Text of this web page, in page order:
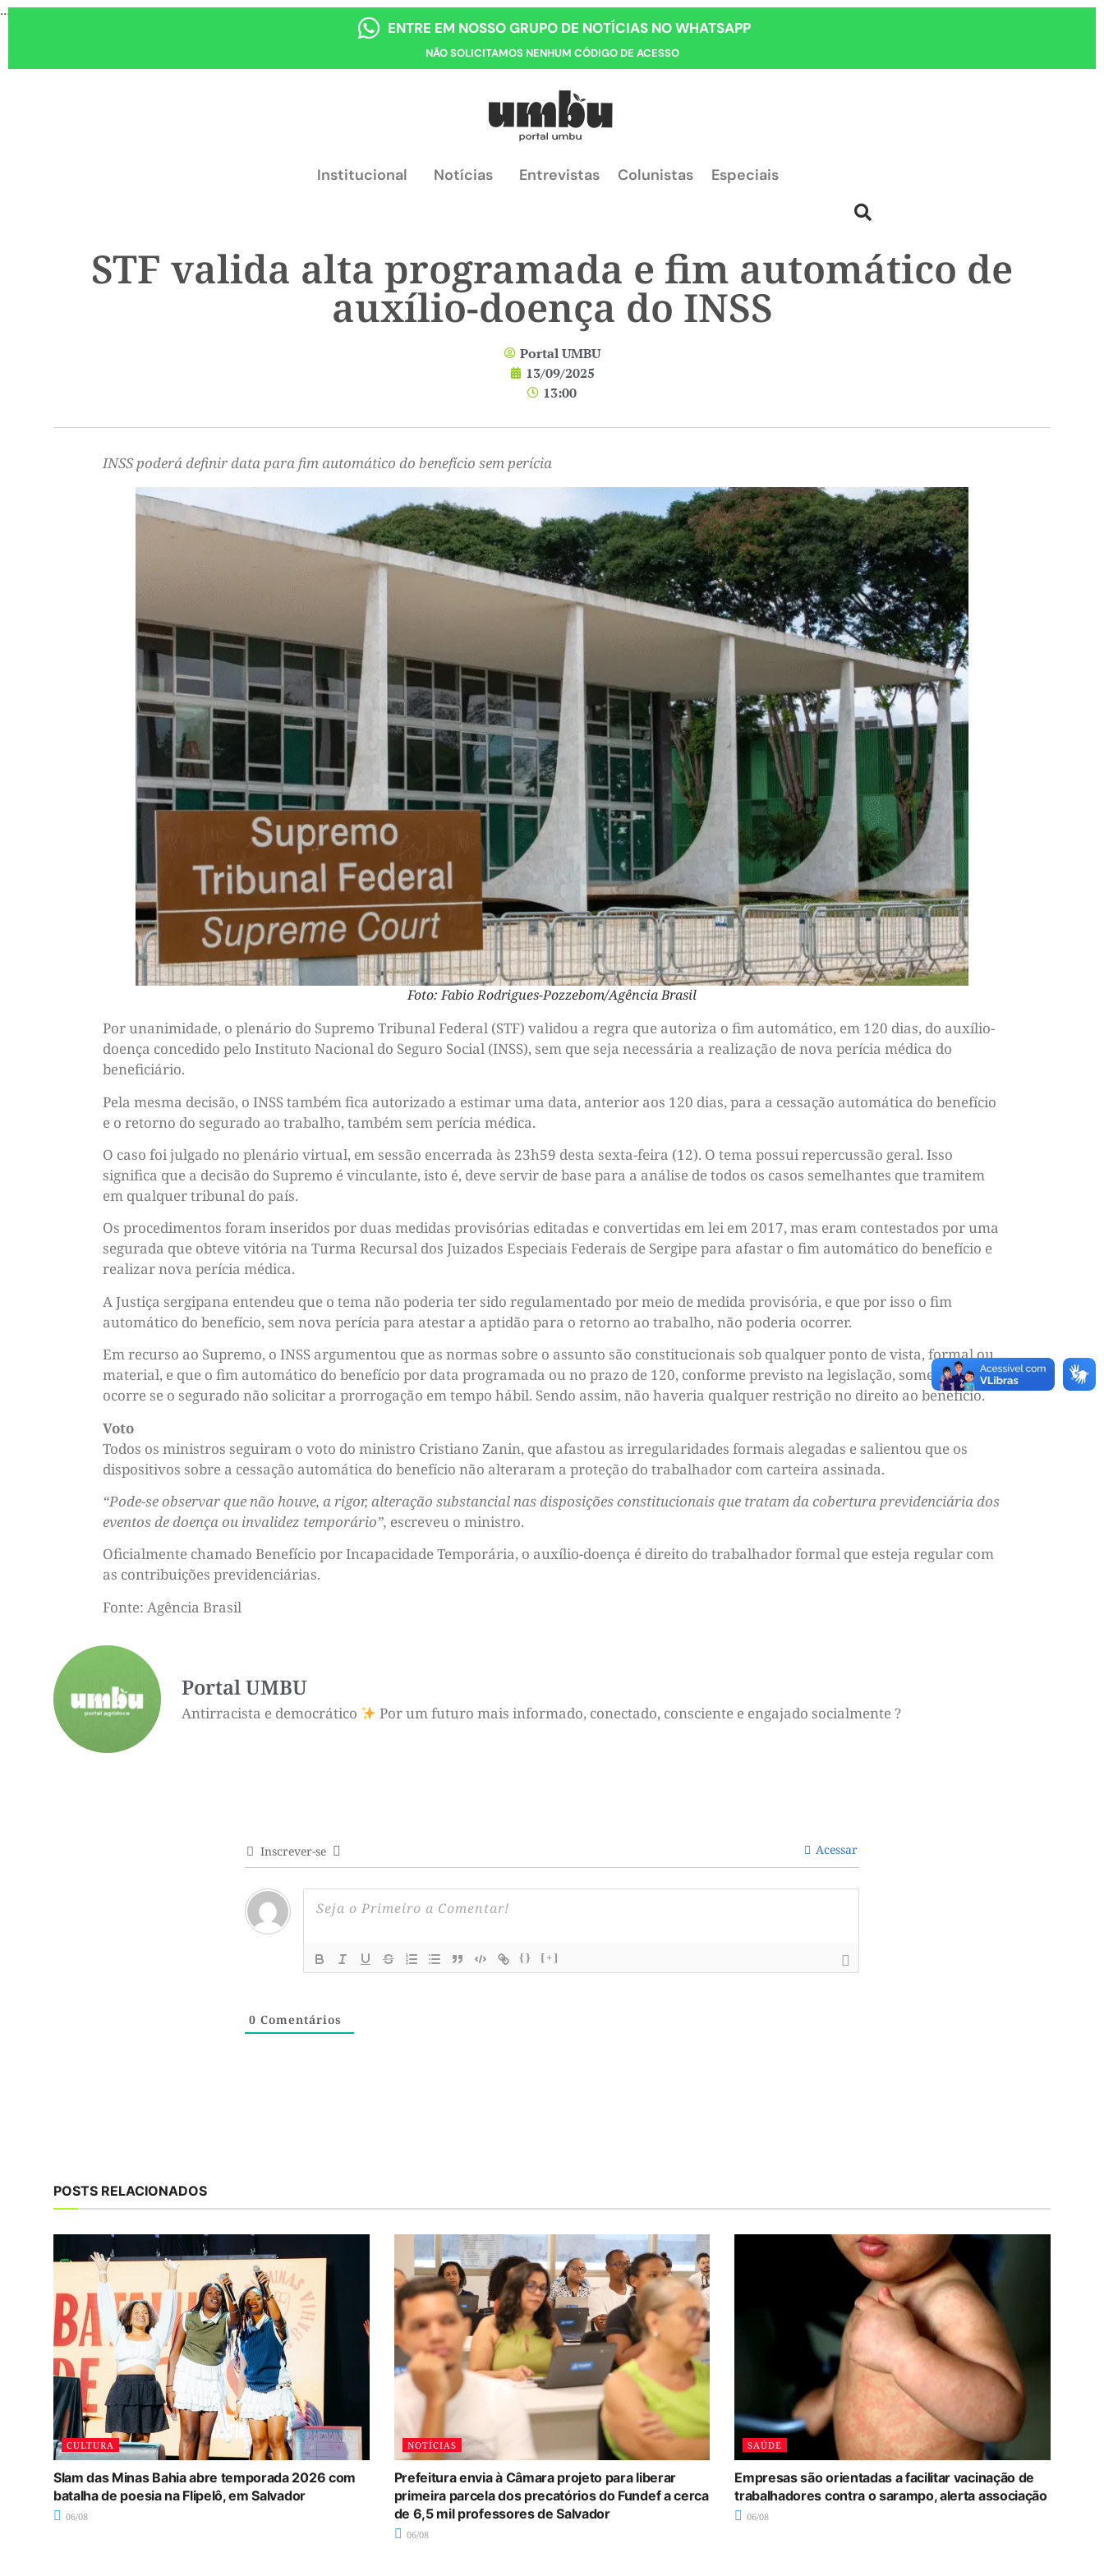
...
ENTRE EM NOSSO GRUPO DE NOTÍCIAS NO WHATSAPP
NÃO SOLICITAMOS NENHUM CÓDIGO DE ACESSO
Institucional Notícias Entrevistas Colunistas Especiais
STF valida alta programada e fim automático de
auxílio-doença do INSS
Portal UMBU
13/09/2025
13:00
INSS poderá definir data para fim automático do benefício sem perícia
Foto: Fabio Rodrigues-Pozzebom/Agência Brasil
Por unanimidade, o plenário do Supremo Tribunal Federal (STF) validou a regra que autoriza o fim automático, em 120 dias, do auxílio-
doença concedido pelo Instituto Nacional do Seguro Social (INSS), sem que seja necessária a realização de nova perícia médica do
beneficiário.
Pela mesma decisão, o INSS também fica autorizado a estimar uma data, anterior aos 120 dias, para a cessação automática do benefício
e o retorno do segurado ao trabalho, também sem perícia médica.
O caso foi julgado no plenário virtual, em sessão encerrada às 23h59 desta sexta-feira (12). O tema possui repercussão geral. Isso
significa que a decisão do Supremo é vinculante, isto é, deve servir de base para a análise de todos os casos semelhantes que tramitem
em qualquer tribunal do país.
Os procedimentos foram inseridos por duas medidas provisórias editadas e convertidas em lei em 2017, mas eram contestados por uma
segurada que obteve vitória na Turma Recursal dos Juizados Especiais Federais de Sergipe para afastar o fim automático do benefício e
realizar nova perícia médica.
A Justiça sergipana entendeu que o tema não poderia ter sido regulamentado por meio de medida provisória, e que por isso o fim
automático do benefício, sem nova perícia para atestar a aptidão para o retorno ao trabalho, não poderia ocorrer.
Em recurso ao Supremo, o INSS argumentou que as normas sobre o assunto são constitucionais sob qualquer ponto de vista, formal ou
material, e que o fim automático do benefício por data programada ou no prazo de 120, conforme previsto na legislação, somente
ocorre se o segurado não solicitar a prorrogação em tempo hábil. Sendo assim, não haveria qualquer restrição no direito ao benefício.
Voto
Todos os ministros seguiram o voto do ministro Cristiano Zanin, que afastou as irregularidades formais alegadas e salientou que os
dispositivos sobre a cessação automática do benefício não alteraram a proteção do trabalhador com carteira assinada.
“Pode-se observar que não houve, a rigor, alteração substancial nas disposições constitucionais que tratam da cobertura previdenciária dos
eventos de doença ou invalidez temporário”, escreveu o ministro.
Oficialmente chamado Benefício por Incapacidade Temporária, o auxílio-doença é direito do trabalhador formal que esteja regular com
as contribuições previdenciárias.
Fonte: Agência Brasil
Portal UMBU
Antirracista e democrático Por um futuro mais informado, conectado, consciente e engajado socialmente ?
Inscrever-se Acessar
{} [+]
0 Comentários
POSTS RELACIONADOS
CULTURA
Slam das Minas Bahia abre temporada 2026 com
batalha de poesia na Flipelô, em Salvador
06/08
NOTÍCIAS
Prefeitura envia à Câmara projeto para liberar
primeira parcela dos precatórios do Fundef a cerca
de 6,5 mil professores de Salvador
06/08
SAÚDE
Empresas são orientadas a facilitar vacinação de
trabalhadores contra o sarampo, alerta associação
06/08